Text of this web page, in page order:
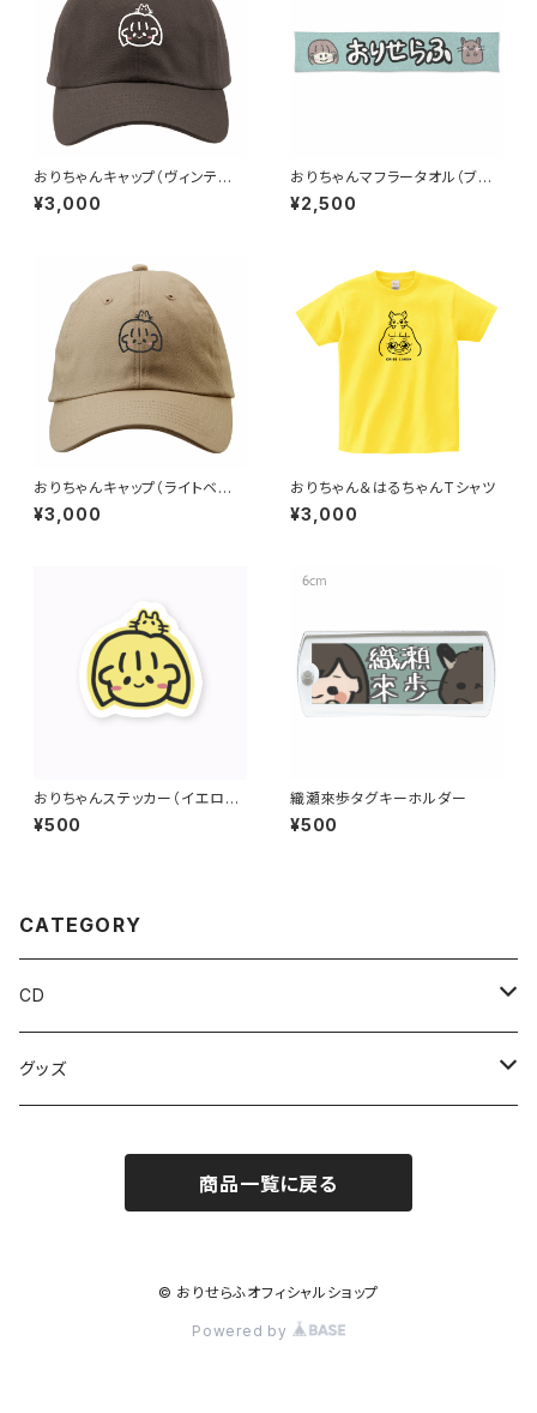
おりちゃんキャップ（ヴィンテー
ジブラック）
¥3,000
おりちゃんマフラータオル（ブル
ー）
¥2,500
おりちゃんキャップ（ライトベー
ジュ）
¥3,000
おりちゃん＆はるちゃんTシャツ
¥3,000
おりちゃんステッカー（イエロ
ー）
¥500
織瀬來歩タグキーホルダー
¥500
CATEGORY
CD
シングル
グッズ
商品一覧に戻る
© おりせらふオフィシャルショップ
Powered by